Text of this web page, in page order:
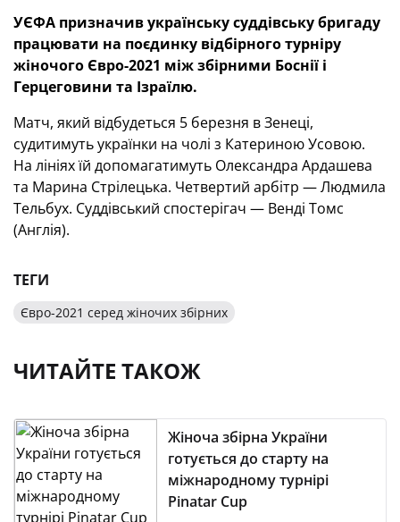
УЄФА призначив українську суддівську бригаду
працювати на поєдинку відбірного турніру
жіночого Євро-2021 між збірними Боснії і
Герцеговини та Ізраїлю.
Матч, який відбудеться 5 березня в Зенеці,
судитимуть українки на чолі з Катериною Усовою.
На лініях їй допомагатимуть Олександра Ардашева
та Марина Стрілецька. Четвертий арбітр — Людмила
Тельбух. Суддівський спостерігач — Венді Томс
(Англія).
ТЕГИ
Євро-2021 серед жіночих збірних
ЧИТАЙТЕ ТАКОЖ
Жіноча збірна України
готується до старту на
міжнародному турнірі
Pinatar Cup